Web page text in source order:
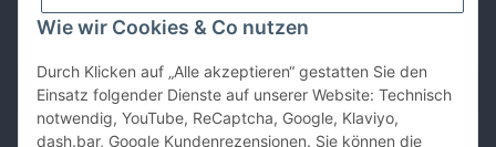
Wie wir Cookies & Co nutzen
Durch Klicken auf „Alle akzeptieren“ gestatten Sie den
Einsatz folgender Dienste auf unserer Website: Technisch
notwendig, YouTube, ReCaptcha, Google, Klaviyo,
dash.bar, Google Kundenrezensionen. Sie können die
Vertrag widerrufen